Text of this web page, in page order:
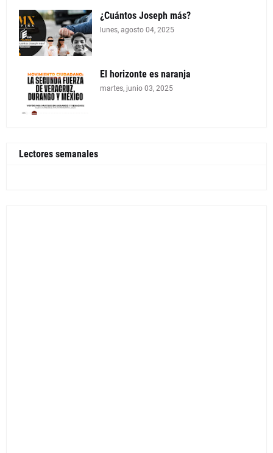
¿Cuántos Joseph más?
lunes, agosto 04, 2025
El horizonte es naranja
martes, junio 03, 2025
Lectores semanales